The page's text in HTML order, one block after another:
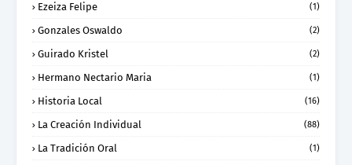
Ezeiza Felipe (1)
Gonzales Oswaldo (2)
Guirado Kristel (2)
Hermano Nectario Maria (1)
Historia Local (16)
La Creación Individual (88)
La Tradición Oral (1)